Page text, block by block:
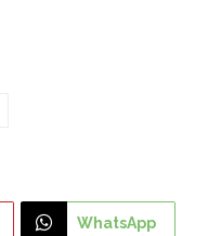
WhatsApp